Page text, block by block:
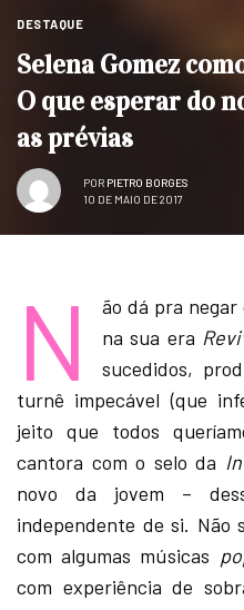
DESTAQUE
Selena Gomez
O que esperar do
as prévias
POR PIETRO BORGES
10 DE MAIO DE 2017
N ão dá pra negar
na sua era
sucedidos,
turnê impecável (que
jeito que todos
cantora com o selo da
novo da jovem –
independente de si. Não
com algumas músicas
com experiência de